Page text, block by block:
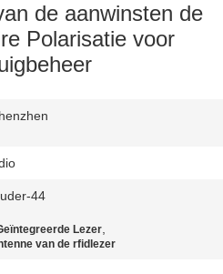
de aanwinsten de
Polarisatie voor
44
Lezer,
van de rfidlezer